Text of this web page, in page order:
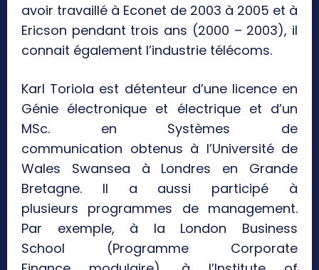
avoir travaillé à Econet de 2003 à 2005 et à
Ericson pendant trois ans (2000 – 2003), il
connait également l’industrie télécoms.
Karl Toriola est détenteur d’une licence en
Génie électronique et électrique et d’un
MSc. en Systèmes de
communication obtenus à l’Université de
Wales Swansea à Londres en Grande
Bretagne. Il a aussi participé à
plusieurs programmes de management.
Par exemple, à la London Business
School (Programme Corporate